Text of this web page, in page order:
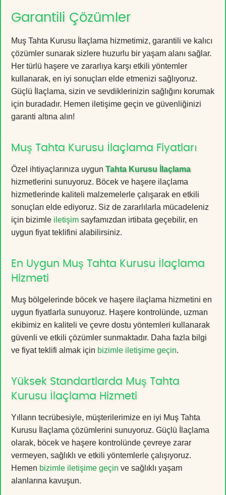
Garantili Çözümler
Muş Tahta Kurusu İlaçlama hizmetimiz, garantili ve kalıcı
çözümler sunarak sizlere huzurlu bir yaşam alanı sağlar.
Her türlü haşere ve zararlıya karşı etkili yöntemler
kullanarak, en iyi sonuçları elde etmenizi sağlıyoruz.
Güçlü İlaçlama, sizin ve sevdiklerinizin sağlığını korumak
için buradadır. Hemen iletişime geçin ve güvenliğinizi
garanti altına alın!
Muş Tahta Kurusu İlaçlama Fiyatları
Özel ihtiyaçlarınıza uygun Tahta Kurusu İlaçlama
hizmetlerini sunuyoruz. Böcek ve haşere ilaçlama
hizmetlerinde kaliteli malzemelerle çalışarak en etkili
sonuçları elde ediyoruz. Siz de zararlılarla mücadeleniz
için bizimle iletişim sayfamızdan irtibata geçebilir, en
uygun fiyat teklifini alabilirsiniz.
En Uygun Muş Tahta Kurusu İlaçlama
Hizmeti
Muş bölgelerinde böcek ve haşere ilaçlama hizmetini en
uygun fiyatlarla sunuyoruz. Haşere kontrolünde, uzman
ekibimiz en kaliteli ve çevre dostu yöntemleri kullanarak
güvenli ve etkili çözümler sunmaktadır. Daha fazla bilgi
ve fiyat teklifi almak için bizimle iletişime geçin.
Yüksek Standartlarda Muş Tahta
Kurusu İlaçlama Hizmeti
Yılların tecrübesiyle, müşterilerimize en iyi Muş Tahta
Kurusu İlaçlama çözümlerini sunuyoruz. Güçlü İlaçlama
olarak, böcek ve haşere kontrolünde çevreye zarar
vermeyen, sağlıklı ve etkili yöntemlerle çalışıyoruz.
Hemen bizimle iletişime geçin ve sağlıklı yaşam
alanlarına kavuşun.